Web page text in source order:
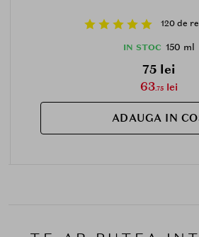
120 de
IN STOC 150 ml
75 lei
63.75lei
ADAUGA IN